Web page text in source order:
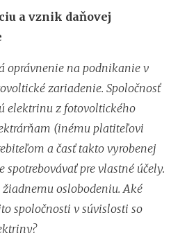
a vznik daňovej
oprávnenie na podnikanie v
zariadenie. Spoločnosť
elektrinu z fotovoltického
(inému platiteľovi
a časť takto vyrobenej
spotrebovávať pre vlastné účely.
oslobodeniu. Aké
spoločnosti v súvislosti so